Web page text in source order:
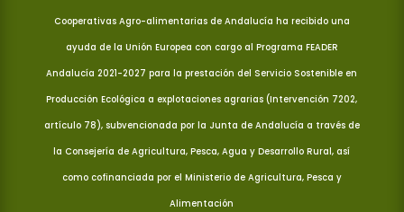
Cooperativas Agro-alimentarias de Andalucía ha recibido una
ayuda de la Unión Europea con cargo al Programa FEADER
Andalucía 2021-2027 para la prestación del Servicio Sostenible en
Producción Ecológica a explotaciones agrarias (Intervención 7202,
artículo 78), subvencionada por la Junta de Andalucía a través de
la Consejería de Agricultura, Pesca, Agua y Desarrollo Rural, así
como cofinanciada por el Ministerio de Agricultura, Pesca y
Alimentación